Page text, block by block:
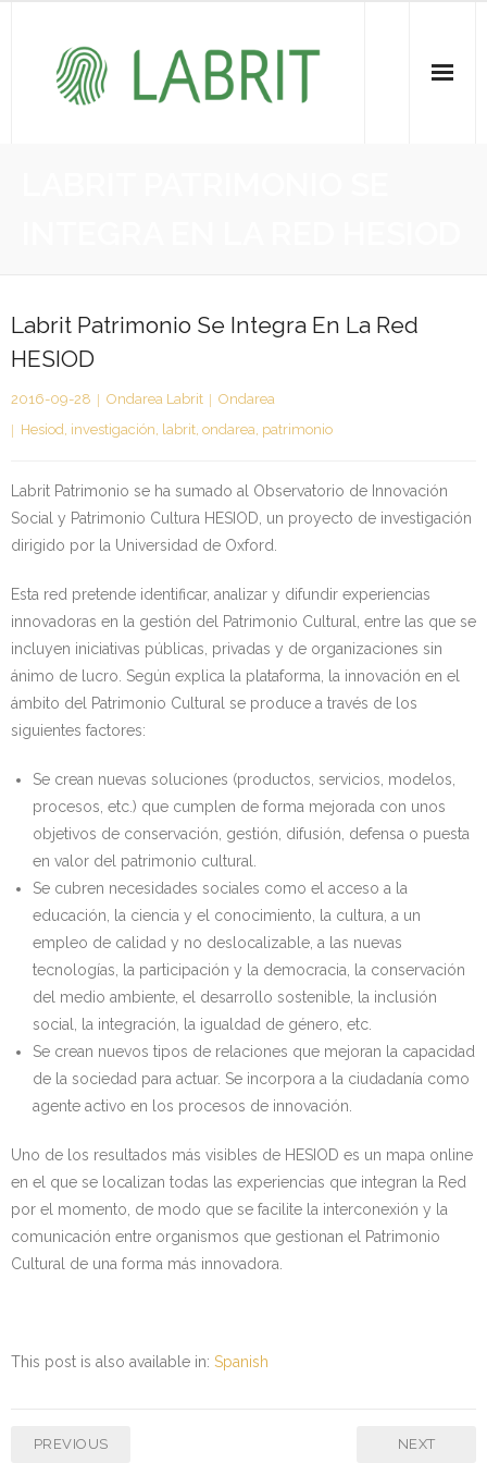
- KOI-aren kudeaketa | Gestión del PCI
- LABRIT
Kontaktua | Contacto
Labrit Patrimonio Se Integra En La Red
HESIOD
2016-09-28 Ondarea Labrit
Ondarea
Hesiod, investigación, labrit, ondarea, patrimonio
Labrit Patrimonio se ha sumado al Observatorio de Innovación
Social y Patrimonio Cultura HESIOD, un proyecto de investigación
dirigido por la Universidad de Oxford.
Esta red pretende identificar, analizar y difundir experiencias
innovadoras en la gestión del Patrimonio Cultural, entre las que se
incluyen iniciativas públicas, privadas y de organizaciones sin
ánimo de lucro. Según explica la plataforma, la innovación en el
ámbito del Patrimonio Cultural se produce a través de los
siguientes factores:
Se crean nuevas soluciones (productos, servicios, modelos,
procesos, etc.) que cumplen de forma mejorada con unos
objetivos de conservación, gestión, difusión, defensa o puesta
en valor del patrimonio cultural.
Se cubren necesidades sociales como el acceso a la
educación, la ciencia y el conocimiento, la cultura, a un
empleo de calidad y no deslocalizable, a las nuevas
tecnologías, la participación y la democracia, la conservación
del medio ambiente, el desarrollo sostenible, la inclusión
social, la integración, la igualdad de género, etc.
Se crean nuevos tipos de relaciones que mejoran la capacidad
de la sociedad para actuar. Se incorpora a la ciudadanía como
agente activo en los procesos de innovación.
Uno de los resultados más visibles de HESIOD es un mapa online
en el que se localizan todas las experiencias que integran la Red
por el momento, de modo que se facilite la interconexión y la
comunicación entre organismos que gestionan el Patrimonio
Cultural de una forma más innovadora.
This post is also available in: Spanish
PREVIOUS NEXT